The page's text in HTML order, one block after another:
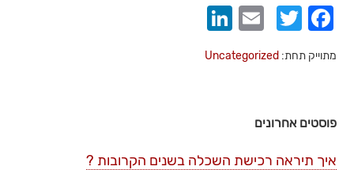
Facebook
Twitter
Email
מתוייק תחת: Uncategorized
פוסטים אחרונים
איך תיראה רכישת השכלה בשנים הקרובות ?